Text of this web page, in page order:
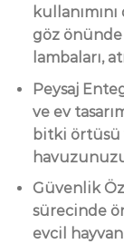
göz önünde
lambaları,
Peysaj
ve ev
bitki örtüsü
Güvenlik
sürecinde
evcil